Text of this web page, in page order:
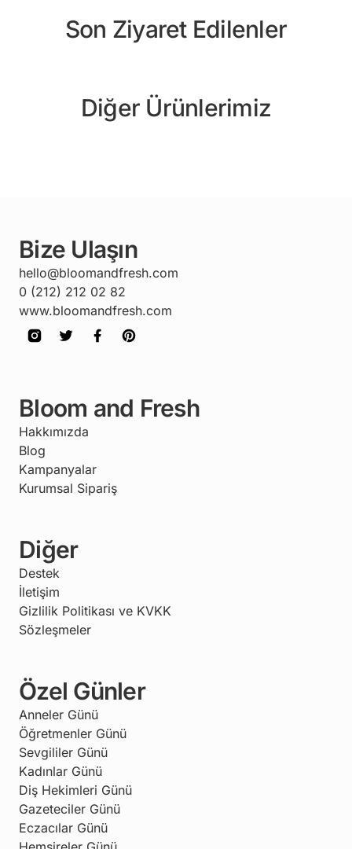
Son Ziyaret Edilenler
Diğer Ürünlerimiz
Bize Ulaşın
hello@bloomandfresh.com
0 (212) 212 02 82
www.bloomandfresh.com
Bloom and Fresh
Hakkımızda
Blog
Kampanyalar
Kurumsal Sipariş
Diğer
Destek
İletişim
Gizlilik Politikası ve KVKK
Sözleşmeler
Özel Günler
Anneler Günü
Öğretmenler Günü
Sevgililer Günü
Kadınlar Günü
Diş Hekimleri Günü
Gazeteciler Günü
Eczacılar Günü